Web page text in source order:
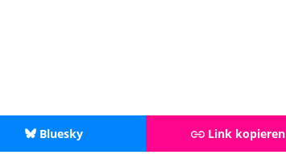
Bluesky Link kopieren